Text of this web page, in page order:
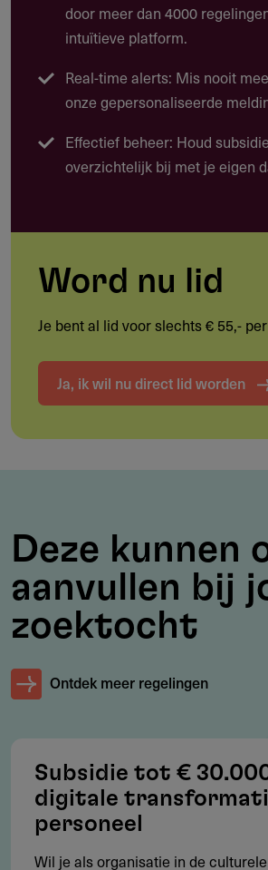
Nieuwe samenwerkingen met
Nieuwe producten of diensten
Deskundigheidsbevordering
Doelgroep
bibliotheekwerk uitvoeren voor een
Overijssel.
Werkgebied
uitgevoerd worden in Overijssel.
Voorwaarden
Organisatie ontwikkeld of werkzaam
Overijssels Bibliotheeknetwerk
Activiteiten afgestemd op
inhoudelijk ondersteund door
door meer dan 4000
intuïtieve platform.
Real-time alerts: Mis nooit
onze gepersonaliseerde
Effectief beheer: Houd
overzichtelijk bij met je eigen
Word nu lid
Je bent al lid voor slechts € 55,-
Ja, ik wil nu direct lid worden
Deze kunnen
aanvullen bij
zoektocht
Ontdek meer regelingen
Subsidie tot €
digitale
personeel
Wil je als organisatie in de